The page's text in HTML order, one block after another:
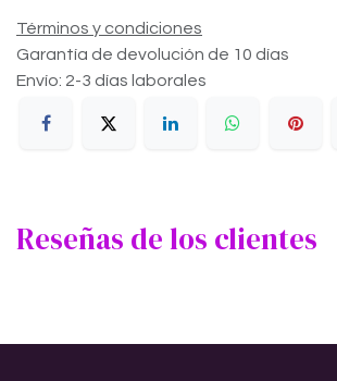
Términos y condiciones
Garantía de devolución de 10 días
Envío: 2-3 días laborales
Reseñas de los clientes